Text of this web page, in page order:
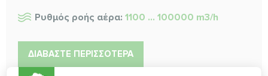
Ρυθμός ροής αέρα: 1100 ... 100000 m3/h
ΔΙΑΒΆΣΤΕ ΠΕΡΙΣΣΌΤΕΡΑ